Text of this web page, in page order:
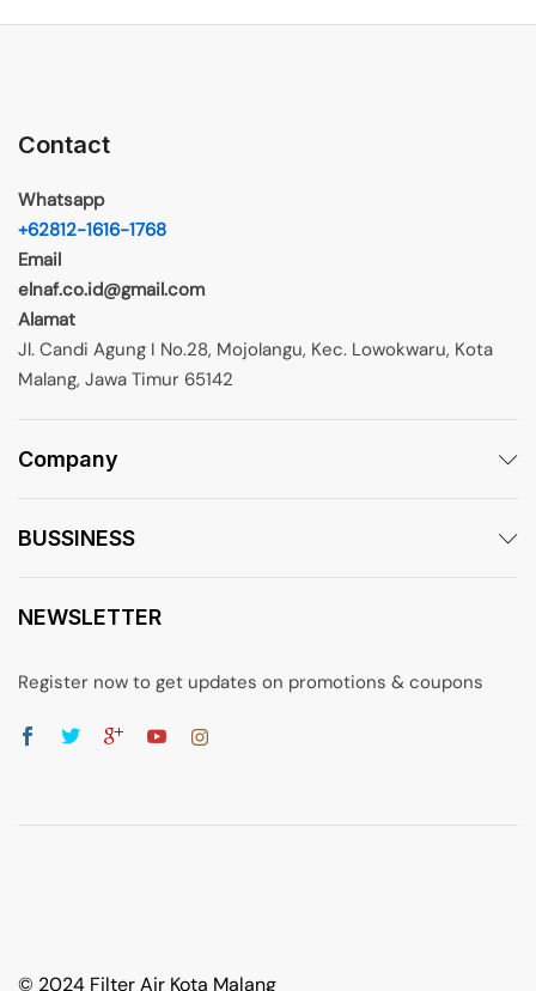
Contact
Whatsapp
+62812-1616-1768
Email
elnaf.co.id@gmail.com
Alamat
Jl. Candi Agung I No.28, Mojolangu, Kec. Lowokwaru, Kota
Malang, Jawa Timur 65142
Company
BUSSINESS
NEWSLETTER
Register now to get updates on promotions & coupons
© 2024 Filter Air Kota Malang